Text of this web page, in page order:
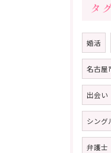
タ
婚活
名古屋
出会い
シング
弁護士